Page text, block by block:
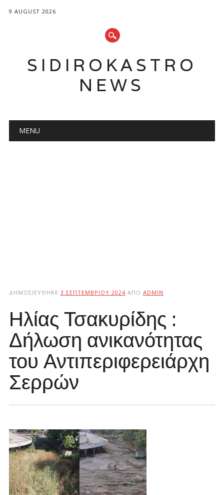
9 AUGUST 2026
SIDIROKASTRO
NEWS
Main menu
MENU
ΔΗΜΟΣΙΕΎΘΗΚΕ 3 ΣΕΠΤΕΜΒΡΊΟΥ 2024 ΑΠΌ ADMIN
Ηλίας Τσακυρίδης :
Δήλωση ανικανότητας
του Αντιπεριφερειάρχη
Σερρών